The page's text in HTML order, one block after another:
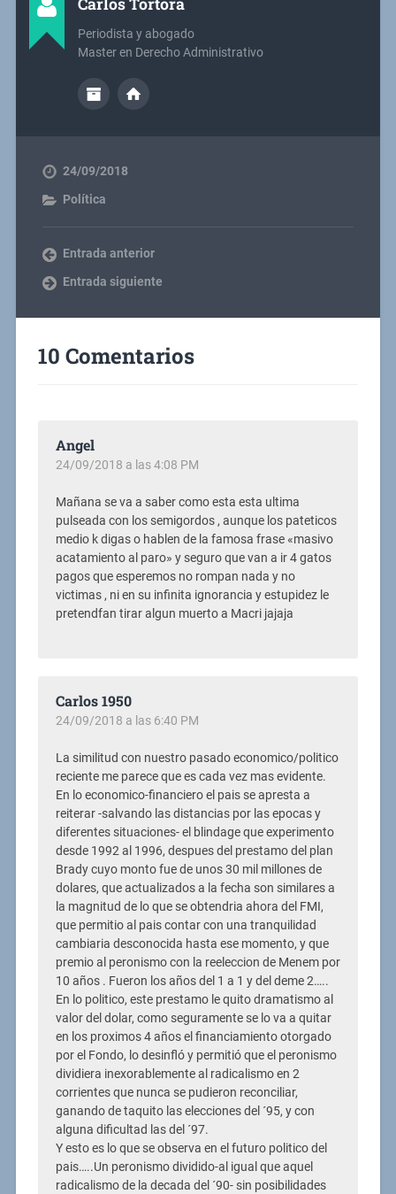
Periodista y abogado
Master en Derecho Administrativo
24/09/2018
Política
Entrada anterior
Entrada siguiente
10 Comentarios
Angel
24/09/2018 a las 4:08 PM
Mañana se va a saber como esta esta ultima
pulseada con los semigordos , aunque los pateticos
medio k digas o hablen de la famosa frase «masivo
acatamiento al paro» y seguro que van a ir 4 gatos
pagos que esperemos no rompan nada y no
victimas , ni en su infinita ignorancia y estupidez le
pretendfan tirar algun muerto a Macri jajaja
Carlos 1950
24/09/2018 a las 6:40 PM
La similitud con nuestro pasado economico/politico
reciente me parece que es cada vez mas evidente.
En lo economico-financiero el pais se apresta a
reiterar -salvando las distancias por las epocas y
diferentes situaciones- el blindage que experimento
desde 1992 al 1996, despues del prestamo del plan
Brady cuyo monto fue de unos 30 mil millones de
dolares, que actualizados a la fecha son similares a
la magnitud de lo que se obtendria ahora del FMI,
que permitio al pais contar con una tranquilidad
cambiaria desconocida hasta ese momento, y que
premio al peronismo con la reeleccion de Menem por
10 años . Fueron los años del 1 a 1 y del deme 2…..
En lo politico, este prestamo le quito dramatismo al
valor del dolar, como seguramente se lo va a quitar
en los proximos 4 años el financiamiento otorgado
por el Fondo, lo desinfló y permitió que el peronismo
dividiera inexorablemente al radicalismo en 2
corrientes que nunca se pudieron reconciliar,
ganando de taquito las elecciones del ´95, y con
alguna dificultad las del ´97.
Y esto es lo que se observa en el futuro politico del
pais…..Un peronismo dividido-al igual que aquel
radicalismo de la decada del ´90- sin posibilidades